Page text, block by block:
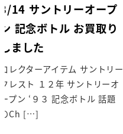
3/14 サントリーオープ
ン 記念ボトル お買取り
しました
コレクターアイテム サントリー
クレスト １２年 サントリーオ
ープン ‘９３ 記念ボトル 話題
のCh […]